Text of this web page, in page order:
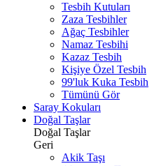
Tesbih Kutuları
Zaza Tesbihler
Ağaç Tesbihler
Namaz Tesbihi
Kazaz Tesbih
Kişiye Özel Tesbih
99'luk Kuka Tesbih
Tümünü Gör
Saray Kokuları
Doğal Taşlar
Doğal Taşlar
Geri
Akik Taşı